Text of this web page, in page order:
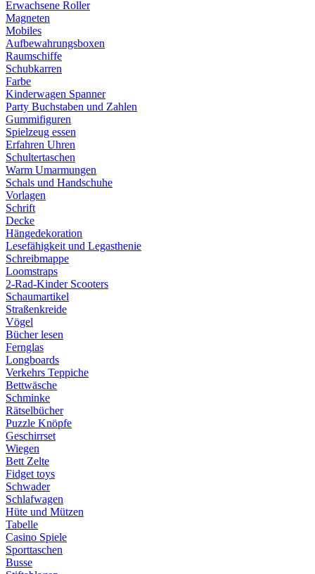
Erwachsene Roller
Magneten
Mobiles
Aufbewahrungsboxen
Raumschiffe
Schubkarren
Farbe
Kinderwagen Spanner
Party Buchstaben und Zahlen
Gummifiguren
Spielzeug essen
Erfahren Uhren
Schultertaschen
Warm Umarmungen
Schals und Handschuhe
Vorlagen
Schrift
Decke
Hängedekoration
Lesefähigkeit und Legasthenie
Schreibmappe
Loomstraps
2-Rad-Kinder Scooters
Schaumartikel
Straßenkreide
Vögel
Bücher lesen
Fernglas
Longboards
Verkehrs Teppiche
Bettwäsche
Schminke
Rätselbücher
Puzzle Knöpfe
Geschirrset
Wiegen
Bett Zelte
Fidget toys
Schwader
Schlafwagen
Hüte und Mützen
Tabelle
Casino Spiele
Sporttaschen
Busse